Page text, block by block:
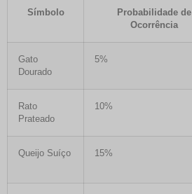
Símbolo
Probabilidade de
Ocorrência
Gato
Dourado
5%
Rato
Prateado
10%
Queijo Suíço 15%